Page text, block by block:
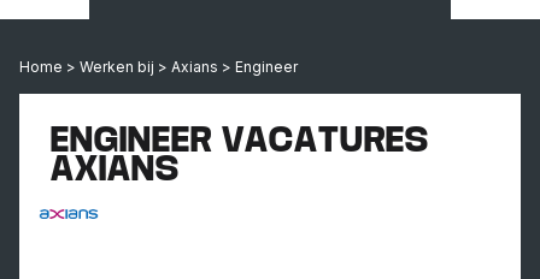
Home > Werken bij > Axians > Engineer
ENGINEER VACATURES
AXIANS